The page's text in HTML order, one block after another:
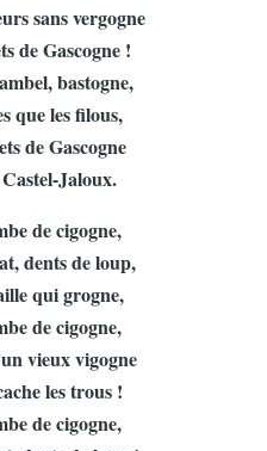
sans vergogne
de Gascogne !
bastogne,
que les filous,
de Gascogne
Jaloux.
de cigogne,
dents de loup,
qui grogne,
de cigogne,
vieux vigogne
les trous !
de cigogne,